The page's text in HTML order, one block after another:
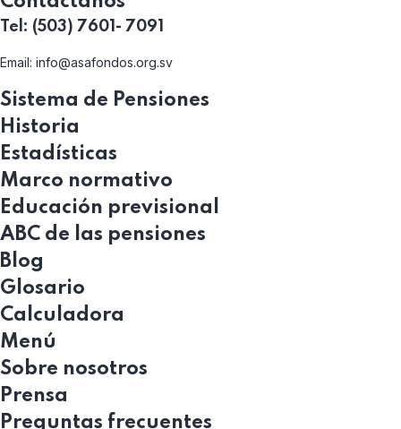
Tel: (503) 7601- 7091
Email: info@asafondos.org.sv
Sistema de Pensiones
Historia
Estadísticas
Marco normativo
Educación previsional
ABC de las pensiones
Blog
Glosario
Calculadora
Menú
Sobre nosotros
Prensa
Preguntas frecuentes